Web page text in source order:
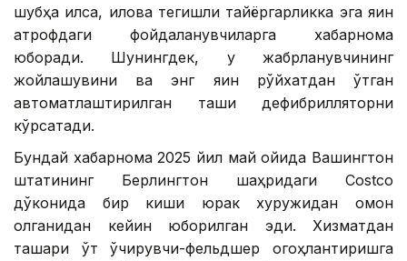
шубҳа қилса, илова тегишли тайёргарликка эга яқин
атрофдаги фойдаланувчиларга хабарнома
юборади. Шунингдек, у жабрланувчининг
жойлашувини ва энг яқин рўйхатдан ўтган
автоматлаштирилган ташқи дефибрилляторни
кўрсатади.
Бундай хабарнома 2025 йил май ойида Вашингтон
штатининг Берлингтон шаҳридаги Costco
дўконида бир киши юрак хуружидан омон
қолганидан кейин юборилган эди. Хизматдан
ташқари ўт ўчирувчи-фельдшер огоҳлантиришга